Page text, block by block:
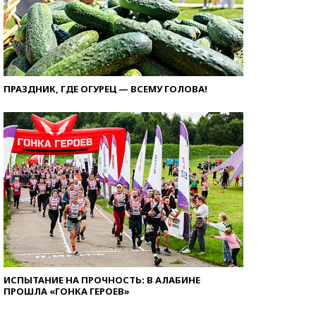
ПРАЗДНИК, ГДЕ ОГУРЕЦ — ВСЕМУ ГОЛОВА!
ИСПЫТАНИЕ НА ПРОЧНОСТЬ: В АЛАБИНЕ
ПРОШЛА «ГОНКА ГЕРОЕВ»